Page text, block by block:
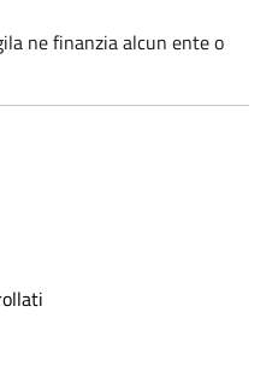
ne finanzia alcun ente o